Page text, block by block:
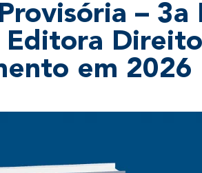
– 3a
Editora
em 2026